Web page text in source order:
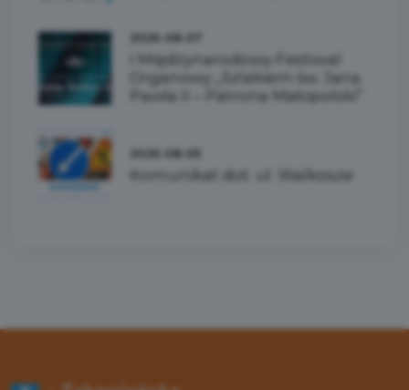
I Międzynarodowy Festiwal
Organowy „Szlakiem św. Jana
Pawła II – Patrona Małopolski”
Komunikat dot. ul. Walkosze